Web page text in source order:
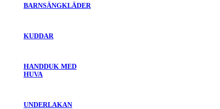
BARNSÄNGKLÄDER
KUDDAR
HANDDUK MED
HUVA
UNDERLAKAN